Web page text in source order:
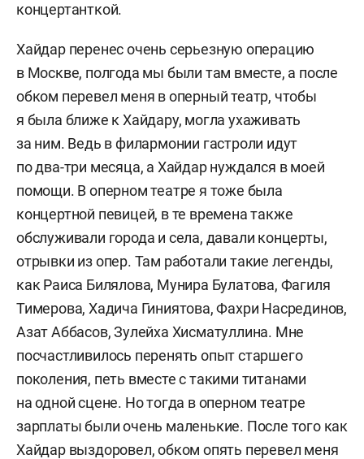
концертанткой.
Хайдар перенес очень серьезную операцию
в Москве, полгода мы были там вместе, а после
обком перевел меня в оперный театр, чтобы
я была ближе к Хайдару, могла ухаживать
за ним. Ведь в филармонии гастроли идут
по два-три месяца, а Хайдар нуждался в моей
помощи. В оперном театре я тоже была
концертной певицей, в те времена также
обслуживали города и села, давали концерты,
отрывки из опер. Там работали такие легенды,
как Раиса Билялова, Мунира Булатова, Фагиля
Тимерова, Хадича Гиниятова, Фахри Насрединов,
Азат Аббасов, Зулейха Хисматуллина. Мне
посчастливилось перенять опыт старшего
поколения, петь вместе с такими титанами
на одной сцене. Но тогда в оперном театре
зарплаты были очень маленькие. После того как
Хайдар выздоровел, обком опять перевел меня